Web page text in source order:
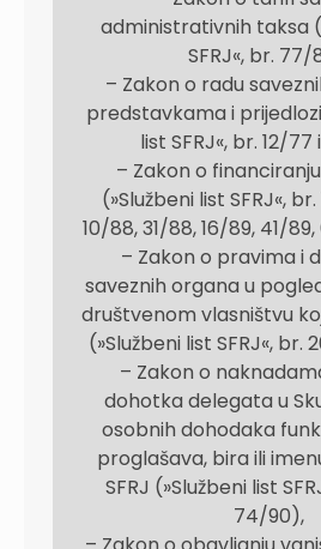
administrativnih taksa
SFRJ«, br. 77/
– Zakon o radu
predstavkama i
list SFRJ«, br. 12/
– Zakon o
(»Službeni list SFRJ«,
10/88, 31/88, 16/89, 41/
– Zakon o pravima i
saveznih organa u
društvenom vlasništvu
(»Službeni list SFRJ«,
– Zakon o
dohotka delegata u
osobnih dohodaka
proglašava, bira ili
SFRJ (»Službeni list
74/90),